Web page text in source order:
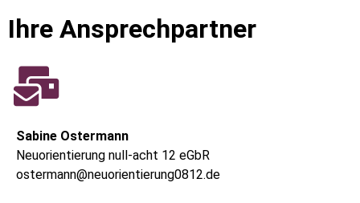
Ihre Ansprechpartner
Sabine Ostermann
Neuorientierung null-acht 12 eGbR
ostermann@neuorientierung0812.de